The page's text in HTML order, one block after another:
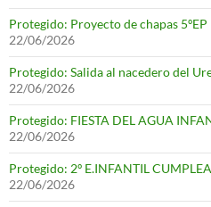
Protegido: Proyecto de chapas 5ºEP
22/06/2026
Protegido: Salida al nacedero del
22/06/2026
Protegido: FIESTA DEL AGUA
22/06/2026
Protegido: 2º E.INFANTIL
22/06/2026